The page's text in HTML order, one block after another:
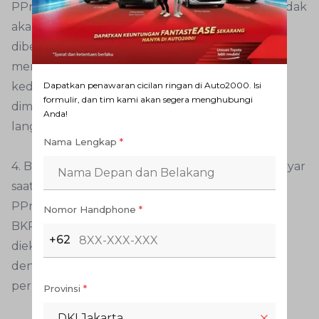
PPnBM dikreditkan, maka tujuan beban pajak tidak
akan tercapai dengan baik. PPnBM akan
dibebankan sebagai biaya oleh PKP yang telah
menyerahkan BKP dalam mata rantai distribusi
kedua. Hal ini menjadi unsur harga jual yang
diminta dari pembeli, yaitu PKP karena membeli
langsung dari pedagang besar.
4. Berbicara mengenai ekspor, PPnBM yang dibayar
saat perolehan dapat diminta kembali. Memang,
PPnBM tidak dapat dikreditkan. Namun apabila
BKP yang masuk golongan barang mewah akan
diekspor, maka PPnBM yang dibayar berkaitan
dengan perolehan BKP dapat diajukan
permohonan restitusi.
Dapatkan penawaran cicilan ringan di Auto2000. Isi
formulir, dan tim kami akan segera menghubungi
Anda!
Nama Lengkap *
Nomor Handphone *
+62
Provinsi *